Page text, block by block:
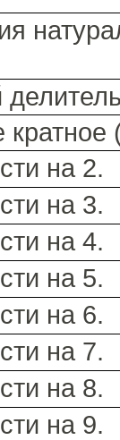
на 2.
на 3.
на 4.
на 5.
на 6.
на 7.
на 8.
на 9.